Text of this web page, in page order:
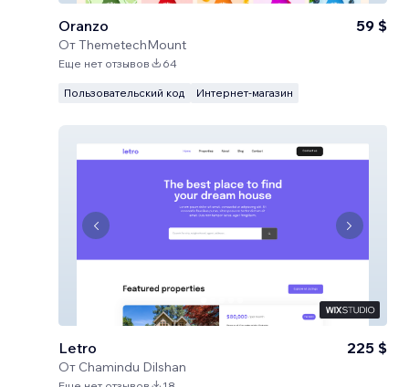
Oranzo
ОтThemetechMount
59 $
Еще нет отзывов 64
Пользовательский код Интернет-магазин
Letro
От Chamindu Dilshan
225 $